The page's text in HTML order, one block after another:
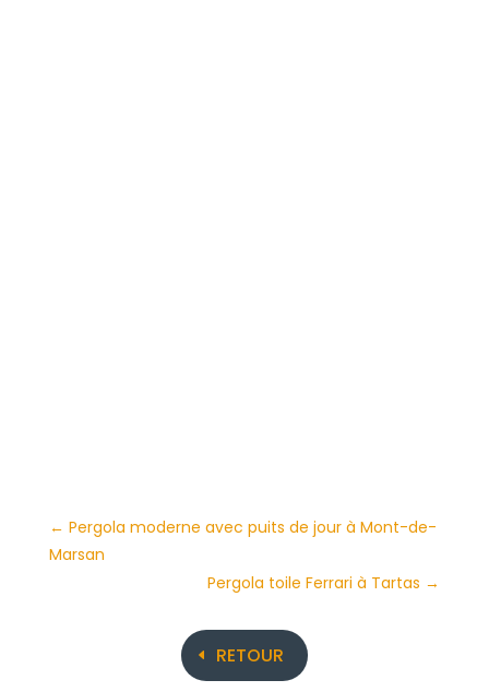
← Pergola moderne avec puits de jour à Mont-de-
Marsan
Pergola toile Ferrari à Tartas →
RETOUR